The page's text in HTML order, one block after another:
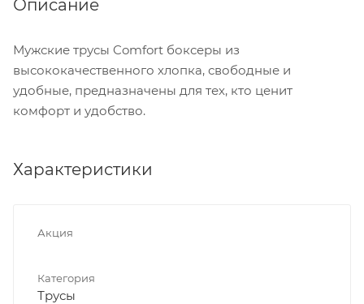
Описание
Мужские трусы Comfort боксеры из
высококачественного хлопка, свободные и
удобные, предназначены для тех, кто ценит
комфорт и удобство.
Характеристики
Акция
Категория
Трусы